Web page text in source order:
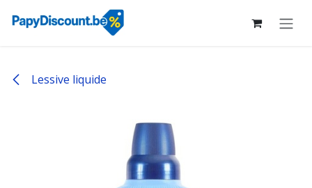
Se rendre au contenu
Lessive liquide